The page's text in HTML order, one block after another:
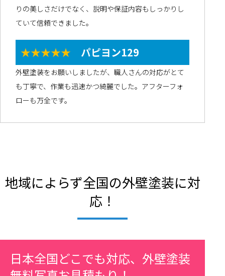
りの美しさだけでなく、説明や保証内容もしっかりし
ていて信頼できました。
★★★★★ パピヨン129
外壁塗装をお願いしましたが、職人さんの対応がとて
も丁寧で、作業も迅速かつ綺麗でした。アフターフォ
ローも万全です。
地域によらず全国の外壁塗装に対
応！
日本全国どこでも対応、外壁塗装